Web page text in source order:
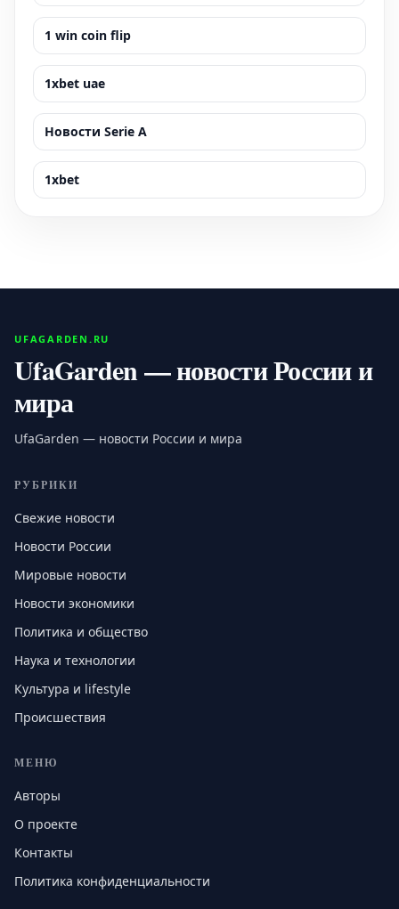
1 win coin flip
1xbet uae
Новости Serie A
1xbet
UFAGARDEN.RU
UfaGarden — новости России и
мира
UfaGarden — новости России и мира
РУБРИКИ
Свежие новости
Новости России
Мировые новости
Новости экономики
Политика и общество
Наука и технологии
Культура и lifestyle
Происшествия
МЕНЮ
Авторы
О проекте
Контакты
Политика конфиденциальности